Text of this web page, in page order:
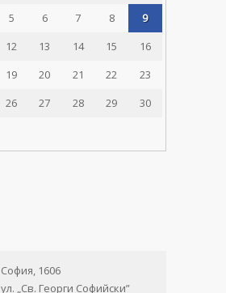
5 6 7 8
9
12 13 14 15
16
19 20 21 22
23
26 27 28 29
30
София, 1606
ул. „Св. Георги Софийски”